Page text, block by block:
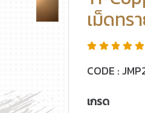
เม็ดทร
CODE :
เกรด